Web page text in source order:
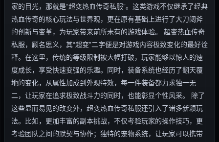
家的目光，那就是“超变热血传奇私服”。这类游戏不仅继承了经典
热血传奇的核心玩法与世界观，更在原有基础上进行了大刀阔斧
的创新与变革，为玩家带来前所未有的游戏体验。 超变热血传奇
私服，顾名思义，其“超变”二字便是对游戏内容极致变化的最好诠
释。在这里，传统的等级限制被大幅打破，玩家能够以惊人的速
度成长，享受快速变强的乐趣。同时，装备系统也经历了翻天覆
地的变化，从属性加成到外观特效，每一件装备都力求独一无
二，让玩家在追求极致战斗力的同时，也能彰显个性风采。 除了
这些显而易见的改变外，超变热血传奇私服还引入了诸多新颖玩
法。比如，更加丰富的副本挑战，不仅考验玩家的操作技巧，更
考验团队之间的默契与协作；独特的宠物系统，让玩家可以携带